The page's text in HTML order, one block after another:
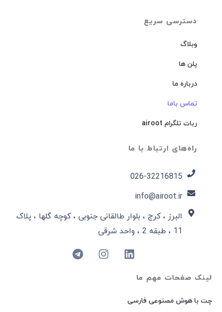
لینک صفحات مهم ما
چت با هوش مصنوعی فارسی
دسترسی سریع
وبلاگ
پلن ها
درباره ما
تماس باما
ربات تلگرام airoot
راه‌های ارتباط با ما
026-32216815​
info@airoot.ir
البرز ، کرج ، بلوار طالقانی جنوبی ، کوچه گلها ، پلاک
11 ، طبقه 2 ، واحد شرقی